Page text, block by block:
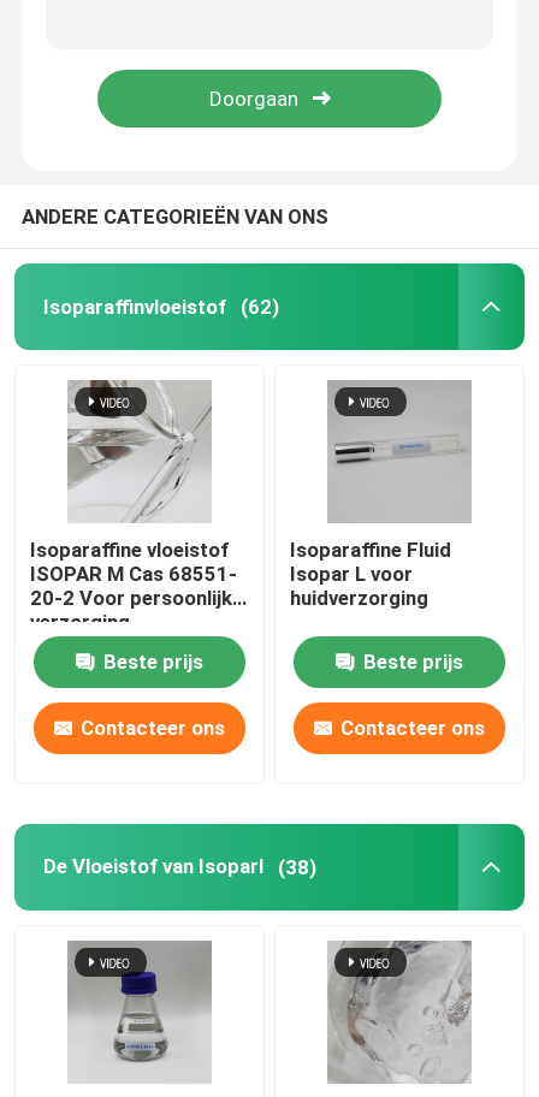
N-paraffine
Isoparh Vloeistof
De vloeistof van Isoparg
Isoalkanen
C13 16 Isoparaffin
C11 13 Isoparaffin
C11 12 Isoparaffin
ANDERE CATEGORIEËN VAN ONS
Isoparaffinvloeistof (62)
Isoparaffine vloeistof
ISOPAR M Cas 68551-
20-2 Voor persoonlijke
verzorging
Beste prijs
Contacteer ons
Isoparaffine Fluid
Isopar L voor
huidverzorging
Beste prijs
Contacteer ons
De Vloeistof van Isoparl (38)